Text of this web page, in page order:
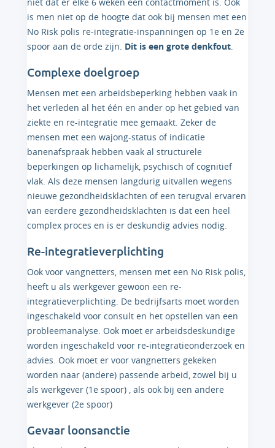
is men niet op de hoogte dat ook bij mensen met een
No Risk polis re-integratie-inspanningen op 1e en 2e
spoor aan de orde zijn. Dit is een grote denkfout
Complexe doelgroep
Mensen met een arbeidsbeperking hebben vaak in
het verleden al het één en ander op het gebied van
ziekte en re-integratie mee gemaakt. Zeker de
mensen met een wajong-status of indicatie
banenafspraak hebben vaak al structurele
beperkingen op lichamelijk, psychisch of cognitief
vlak. Als deze mensen langdurig uitvallen wegens
nieuwe gezondheidsklachten of een terugval ervaren
van eerdere gezondheidsklachten is dat een heel
complex proces en is er deskundig advies nodig.
Re-integratieverplichting
Ook voor vangnetters, mensen met een No Risk polis,
heeft u als werkgever gewoon een re-
integratieverplichting. De bedrijfsarts moet worden
ingeschakeld voor consult en het opstellen van een
probleemanalyse. Ook moet er arbeidsdeskundige
worden ingeschakeld voor re-integratieonderzoek en
advies. Ook moet er voor vangnetters gekeken
worden naar (andere) passende arbeid, zowel bij u
als werkgever (1e spoor) , als ook bij een andere
werkgever (2e spoor)
Gevaar loonsanctie